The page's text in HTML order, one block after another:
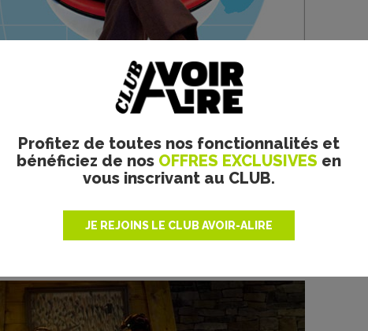
Profitez de toutes nos fonctionnalités et
bénéficiez de nos OFFRES EXCLUSIVES en
vous inscrivant au CLUB.
JE REJOINS LE CLUB AVOIR-ALIRE